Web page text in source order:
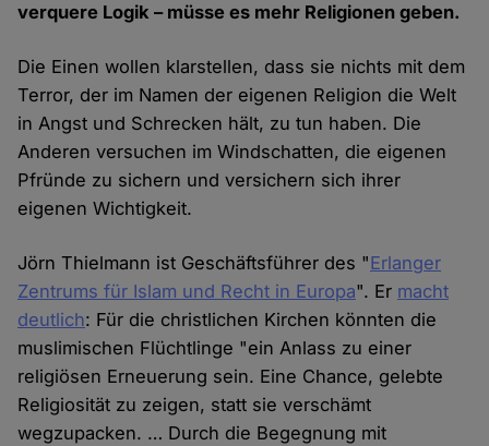
verquere Logik – müsse es mehr Religionen geben.
Die Einen wollen klarstellen, dass sie nichts mit dem
Terror, der im Namen der eigenen Religion die Welt
in Angst und Schrecken hält, zu tun haben. Die
Anderen versuchen im Windschatten, die eigenen
Pfründe zu sichern und versichern sich ihrer
eigenen Wichtigkeit.
Jörn Thielmann ist Geschäftsführer des "Erlanger
Zentrums für Islam und Recht in Europa". Er macht
deutlich: Für die christlichen Kirchen könnten die
muslimischen Flüchtlinge "ein Anlass zu einer
religiösen Erneuerung sein. Eine Chance, gelebte
Religiosität zu zeigen, statt sie verschämt
wegzupacken. … Durch die Begegnung mit